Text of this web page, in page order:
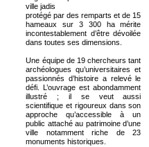
ville jadis
protégé par des remparts et de 15
hameaux sur 3 300 ha mérite
incontestablement d’être dévoilée
dans toutes ses dimensions.
Une équipe de 19 chercheurs tant
archéologues qu’universitaires et
passionnés d’histoire a relevé le
défi. L’ouvrage est abondamment
illustré ; il se veut aussi
scientifique et rigoureux dans son
approche qu’accessible à un
public attaché au patrimoine d’une
ville notamment riche de 23
monuments historiques.